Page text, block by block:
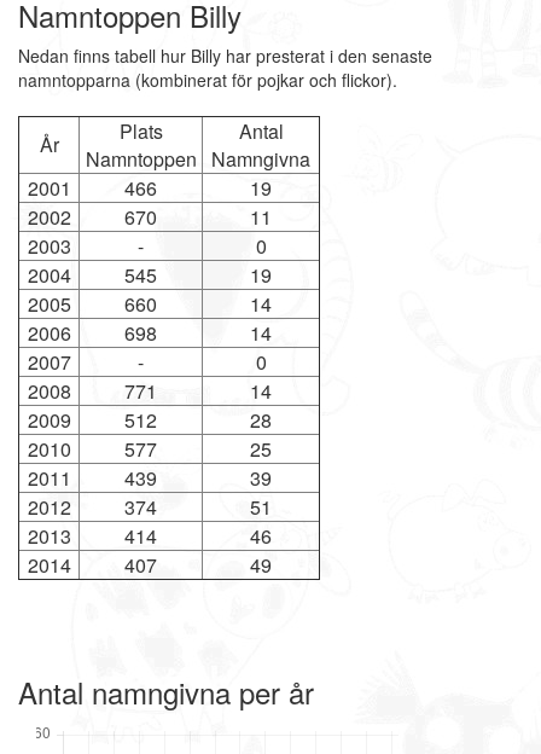
Namntoppen Billy
Nedan finns tabell hur Billy har presterat i den senaste
namntopparna (kombinerat för pojkar och flickor).
År
Plats
Namntoppen
Antal
Namngivna
2001
466
19
2002
670
11
2003
-
0
2004
545
19
2005
660
14
2006
698
14
2007
-
0
2008
771
14
2009
512
28
2010
577
25
2011
439
39
2012
374
51
2013
414
46
2014
407 49
Antal namngivna per år